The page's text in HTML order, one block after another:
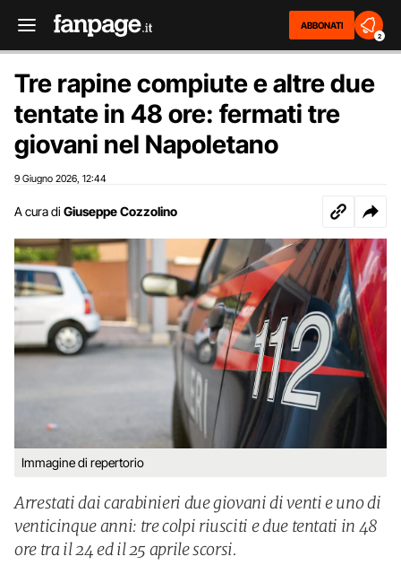
ABBONATI
2
Tre rapine compiute e altre due
tentate in 48 ore: fermati tre
giovani nel Napoletano
9 Giugno 2026 12:44
A cura di Giuseppe Cozzolino
Immagine di repertorio
Arrestati dai carabinieri due giovani di venti e uno di
venticinque anni: tre colpi riusciti e due tentati in 48
ore tra il 24 ed il 25 aprile scorsi.